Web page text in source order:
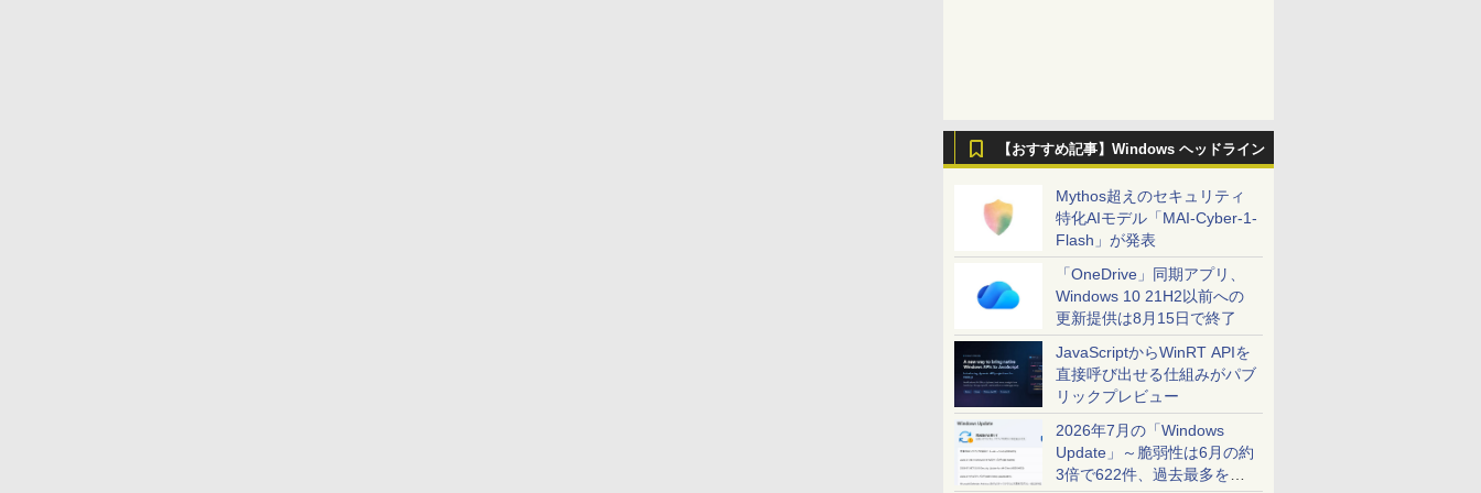
【おすすめ記事】Windows ヘッドライン
Mythos超えのセキュリティ
特化AIモデル「MAI-Cyber-1-
Flash」が発表
「OneDrive」同期アプリ、
Windows 10 21H2以前への
更新提供は8月15日で終了
JavaScriptからWinRT APIを
直接呼び出せる仕組みがパブ
リックプレビュー
2026年7月の「Windows
Update」～脆弱性は6月の約
3倍で622件、過去最多を大